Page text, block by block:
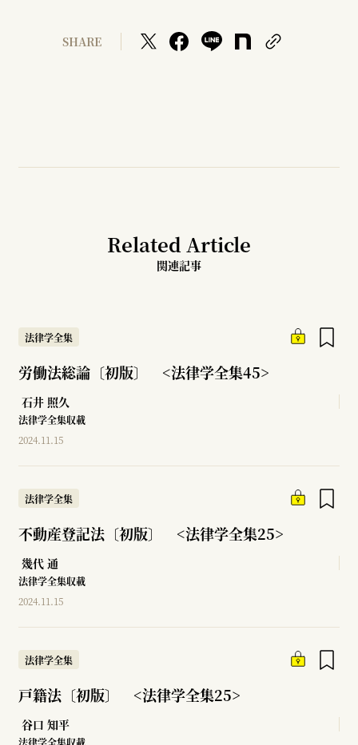
SHARE
Related Article
関連記事
法律学全集
労働法総論〔初版〕 <法律学全集45>
石井 照久
法律学全集収載
2024.11.15
法律学全集
不動産登記法〔初版〕 <法律学全集25>
幾代 通
法律学全集収載
2024.11.15
法律学全集
戸籍法〔初版〕 <法律学全集25>
谷口 知平
法律学全集収載